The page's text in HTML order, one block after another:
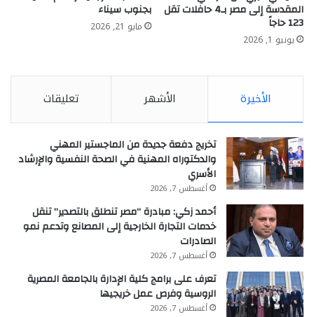
المقدسة إلى مصر بـ4 حافلات تقل
123 حاجاً
يونيو 1, 2026
بجنوب سيناء
مايو 21, 2026
الأخيرة الأشهر تعليقات
تخريج دفعة جديدة من الماجستير المهني
والدكتوراه المهنية في الصحة النفسية والإرشاد
الأسري
أغسطس 7, 2026
أحمد زكي: مبادرة “مصر تنطلق بالتصدير” تنقل
خدمات التجارة الخارجية إلى المصانع وتدعم نمو
الصادرات
أغسطس 7, 2026
تعرف على برامج كلية الإدارة بالجامعة المصرية
الروسية وفرص عمل خريجيها
أغسطس 7, 2026